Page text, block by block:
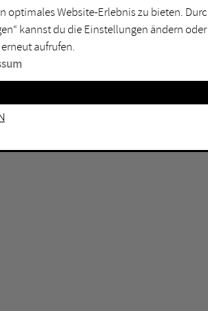
Marl
Mülheim an der Ruhr
KEINE ERGEBNISSE
optimales Website-Erlebnis zu bieten.
kannst du die Einstellungen ändern
aufrufen.